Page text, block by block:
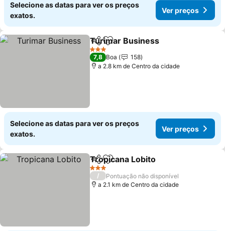
Selecione as datas para ver os preços
exatos.
Ver preços
PartilharAdicionar aos favoritos
Turimar Business
3 Estrelas
7,8 Boa
158
a 2.8 km de Centro da cidade
Selecione as datas para ver os preços
exatos.
Ver preços
PartilharAdicionar aos favoritos
Tropicana Lobito
3 Estrelas
/
Pontuação não disponível
a 2.1 km de Centro da cidade